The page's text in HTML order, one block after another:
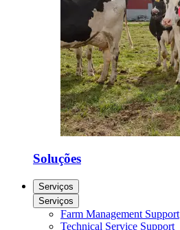
Soluções
Serviços
Serviços
Farm Management Support
Technical Service Support